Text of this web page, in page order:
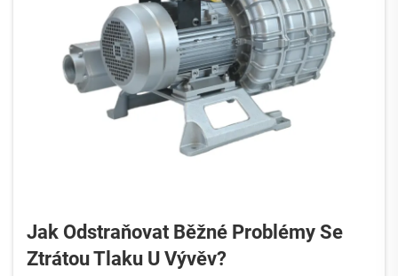
Jak Odstraňovat Běžné Problémy Se
Ztrátou Tlaku U Vývěv?